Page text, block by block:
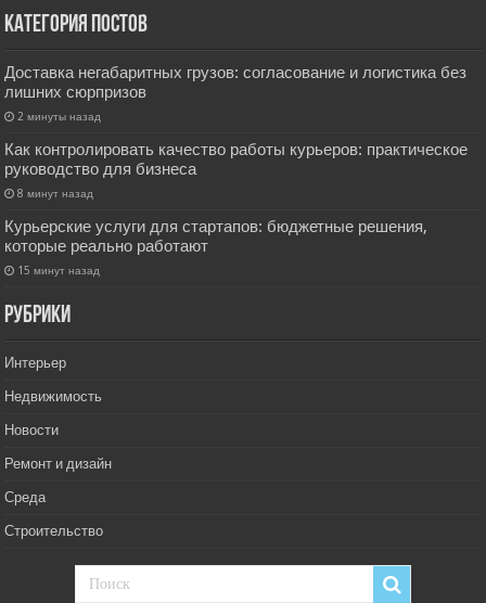
Категория постов
Доставка негабаритных грузов: согласование и логистика без
лишних сюрпризов
2 минуты назад
Как контролировать качество работы курьеров: практическое
руководство для бизнеса
8 минут назад
Курьерские услуги для стартапов: бюджетные решения,
которые реально работают
15 минут назад
РУбрики
Интерьер
Недвижимость
Новости
Ремонт и дизайн
Среда
Строительство